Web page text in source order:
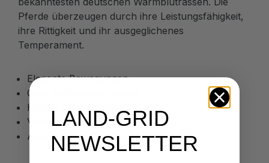
Pferde überzeugen durch ihre Leistungsfähigkeit,
ihre Rittigkeit und ihr ausgeglichenes
Temperament.
Elegante Bewegungen
Gute Springveranlagung
Hohe Lernbereitschaft
Vielseitige Einsatzmöglichkeiten
Angenehmer Charakter
LAND-GRID
NEWSLETTER